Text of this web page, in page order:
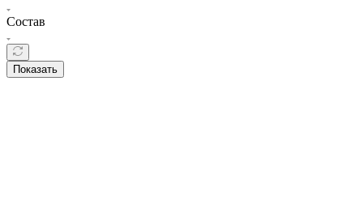
Состав
Показать